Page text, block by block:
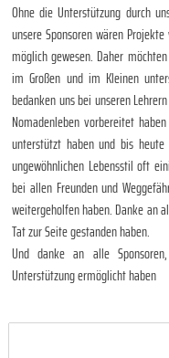
Ohne die Unterstützung durch
unsere Sponsoren wären
möglich gewesen. Daher
im Großen und im Kleinen
bedanken uns bei unseren
Nomadenleben vorbereitet
unterstützt haben und bis
ungewöhnlichen Lebensstil oft
bei allen Freunden und
weitergeholfen haben. Danke an
Tat zur Seite gestanden haben.
Und danke an alle
Unterstützung ermöglicht haben